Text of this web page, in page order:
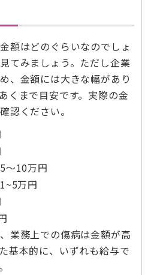
額はどのぐらいなのでしょ
てみましょう。ただし企業
、金額には大きな幅があり
くまで目安です。実際の金
認ください。
～10万円
万円
業務上での傷病は金額が高
基本的に、いずれも給与で